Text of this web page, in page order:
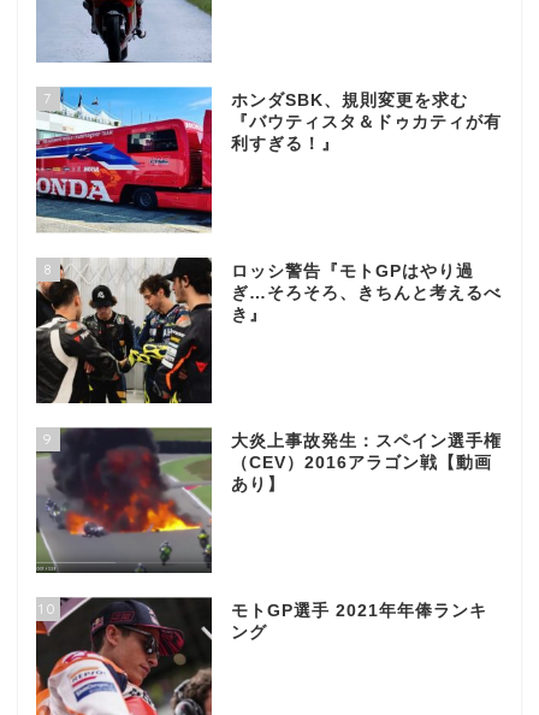
7
ホンダSBK、規則変更を求む
『バウティスタ＆ドゥカティが有
利すぎる！』
8
ロッシ警告『モトGPはやり過
ぎ…そろそろ、きちんと考えるべ
き』
9
大炎上事故発生：スペイン選手権
（CEV）2016アラゴン戦【動画
あり】
10
モトGP選手 2021年年俸ランキ
ング